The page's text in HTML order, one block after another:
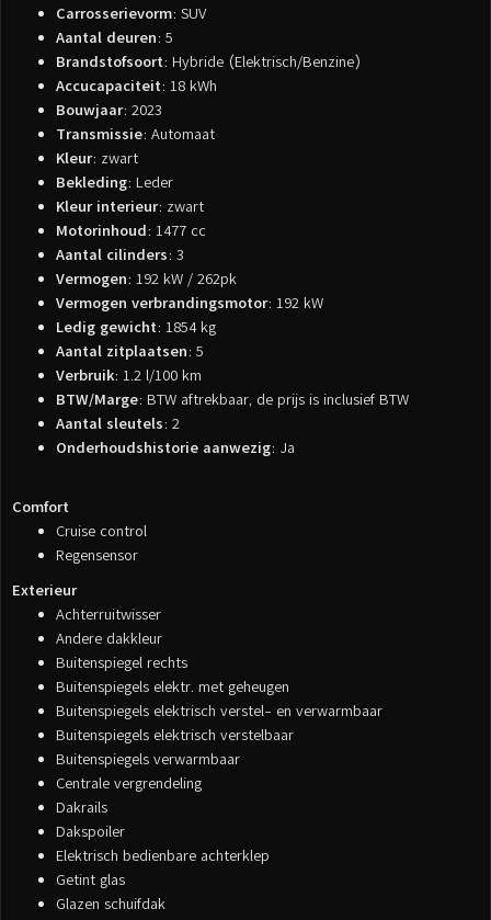
Carrosserievorm: SUV
Aantal deuren: 5
Brandstofsoort: Hybride (Elektrisch/Benzine)
Accucapaciteit: 18 kWh
Bouwjaar: 2023
Transmissie: Automaat
Kleur: zwart
Bekleding: Leder
Kleur interieur: zwart
Motorinhoud: 1477 cc
Aantal cilinders: 3
Vermogen: 192 kW / 262pk
Vermogen verbrandingsmotor: 192 kW
Ledig gewicht: 1854 kg
Aantal zitplaatsen: 5
Verbruik: 1.2 l/100 km
BTW/Marge: BTW aftrekbaar, de prijs is inclusief BTW
Aantal sleutels: 2
Onderhoudshistorie aanwezig: Ja
Comfort
Cruise control
Regensensor
Exterieur
Achterruitwisser
Andere dakkleur
Buitenspiegel rechts
Buitenspiegels elektr. met geheugen
Buitenspiegels elektrisch verstel- en verwarmbaar
Buitenspiegels elektrisch verstelbaar
Buitenspiegels verwarmbaar
Centrale vergrendeling
Dakrails
Dakspoiler
Elektrisch bedienbare achterklep
Getint glas
Glazen schuifdak